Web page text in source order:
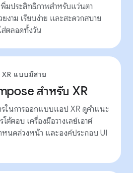
พิ่มประสิทธิภาพสำหรับแว่นตา
งาม เรียบง่าย และสะดวกสบาย
ตลอดทั้งวัน
แบบมีสาย
สำหรับ XR
ในการออกแบบแอป XR ดูคําแนะ
ต้ตอบ เครื่องมือวางเลย์เอาต์
หนดล่วงหน้า และองค์ประกอบ UI